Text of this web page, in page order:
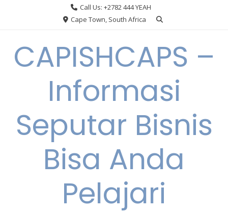
Call Us: +2782 444 YEAH
Cape Town, South Africa
CAPISHCAPS –
Informasi
Seputar Bisnis
Bisa Anda
Pelajari